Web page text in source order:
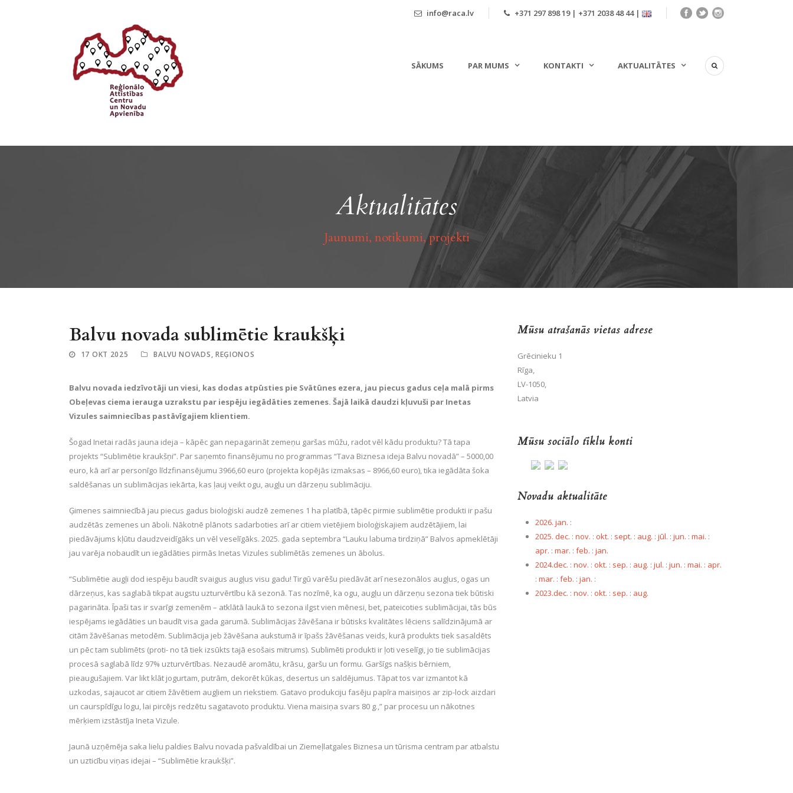
info@raca.lv +371 297 898 19 | +371 2038 48 44 |
SĀKUMS PAR MUMS KONTAKTI AKTUALITĀTES
Aktualitātes
Jaunumi, notikumi, projekti
Balvu novada sublimētie kraukšķi
17 OKT 2025 BALVU NOVADS, REĢIONOS
Balvu novada iedzīvotāji un viesi, kas dodas atpūsties pie Svātūnes ezera, jau piecus gadus ceļa malā pirms
Obeļevas ciema ierauga uzrakstu par iespēju iegādāties zemenes. Šajā laikā daudzi kļuvuši par Inetas
Vizules saimniecības pastāvīgajiem klientiem.
Šogad Inetai radās jauna ideja – kāpēc gan nepagarināt zemeņu garšas mūžu, radot vēl kādu produktu? Tā tapa
projekts “Sublimētie kraukšņi”. Par saņemto finansējumu no programmas “Tava Biznesa ideja Balvu novadā” – 5000,00
euro, kā arī ar personīgo līdzfinansējumu 3966,60 euro (projekta kopējās izmaksas – 8966,60 euro), tika iegādāta šoka
saldēšanas un sublimācijas iekārta, kas ļauj veikt ogu, augļu un dārzeņu sublimāciju.
Ģimenes saimniecībā jau piecus gadus bioloģiski audzē zemenes 1 ha platībā, tāpēc pirmie sublimētie produkti ir pašu
audzētās zemenes un āboli. Nākotnē plānots sadarboties arī ar citiem vietējiem bioloģiskajiem audzētājiem, lai
piedāvājums kļūtu daudzveidīgāks un vēl veselīgāks. 2025. gada septembra “Lauku labuma tirdziņā” Balvos apmeklētāji
jau varēja nobaudīt un iegādāties pirmās Inetas Vizules sublimētās zemenes un ābolus.
“Sublimētie augļi dod iespēju baudīt svaigus augļus visu gadu! Tirgū varēšu piedāvāt arī nesezonālos augļus, ogas un
dārzeņus, kas saglabā tikpat augstu uzturvērtību kā sezonā. Tas nozīmē, ka ogu, augļu un dārzeņu sezona tiek būtiski
pagarināta. Īpaši tas ir svarīgi zemenēm – atklātā laukā to sezona ilgst vien mēnesi, bet, pateicoties sublimācijai, tās būs
iespējams iegādāties un baudīt visa gada garumā. Sublimācijas žāvēšana ir būtisks kvalitātes lēciens salīdzinājumā ar
citām žāvēšanas metodēm. Sublimācija jeb žāvēšana aukstumā ir īpašs žāvēšanas veids, kurā produkts tiek sasaldēts
un pēc tam sublimēts (proti- no tā tiek izsūkts tajā esošais mitrums). Sublimēti produkti ir ļoti veselīgi, jo tie sublimācijas
procesā saglabā līdz 97% uzturvērtības. Nezaudē aromātu, krāsu, garšu un formu. Garšīgs našķis bērniem,
pieaugušajiem. Var likt klāt jogurtam, putrām, dekorēt kūkas, desertus un saldējumus. Tāpat tos var izmantot kā
uzkodas, sajaucot ar citiem žāvētiem augļiem un riekstiem. Gatavo produkciju fasēju papīra maisiņos ar zip-lock aizdari
un caurspīdīgu logu, lai pircējs redzētu sagatavoto produktu. Viena maisiņa svars 80 g.,” par procesu un nākotnes
mērķiem izstāstīja Ineta Vizule.
Jaunā uzņēmēja saka lielu paldies Balvu novada pašvaldībai un Ziemeļlatgales Biznesa un tūrisma centram par atbalstu
un uzticību viņas idejai – “Sublimētie kraukšķi”.
Mūsu atrašanās vietas adrese
Grēcinieku 1
Rīga,
LV-1050,
Latvia
Mūsu sociālo tīklu konti
Novadu aktualitāte
2026. jan. :
2025. dec. : nov. : okt. : sept. : aug. : jūl. : jun. : mai. :
apr. : mar. : feb. : jan.
2024.dec. : nov. : okt. : sep. : aug. : jul. : jun. : mai. : apr.
: mar. : feb. : jan. :
2023.dec. : nov. : okt. : sep. : aug.